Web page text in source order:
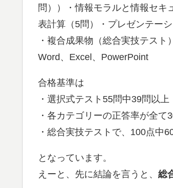
問））・情報モラルと情報セキ
表計算（5問）・プレゼンテーシ
・複合成果物（総合実技テスト
Word、Excel、PowerPoint
合格基準は
・選択式テスト55問中39問以上
・各カテゴリーの正答率が全て
・総合実技テストで、100点中
となっています。
えーと、先に結論を言うと、 総